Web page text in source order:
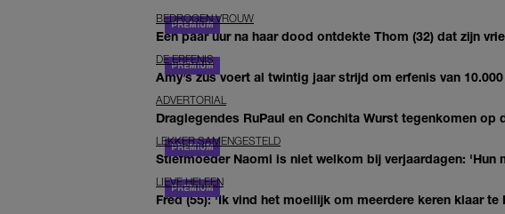
BEDROGEN VROUW
Een paar uur na haar dood ontdekte Thom (32) dat zijn
DE ERFENIS
Amy’s zus voert al twintig jaar strijd om erfenis van
ADVERTORIAL
Draglegendes RuPaul en Conchita Wurst tegenkomen
LEKKER SAMENGESTELD
Stiefmoeder Naomi is niet welkom bij verjaardagen: 'Hun
LIEVE HELEEN
Fred (55): 'Ik vind het moeilijk om meerdere keren klaar